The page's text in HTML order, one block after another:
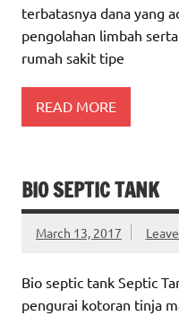
terbatasnya dana yang
pengolahan limbah
rumah sakit tipe
READ MORE
BIO SEPTIC TANK
March 13, 2017
Bio septic tank Septic
pengurai kotoran tinja